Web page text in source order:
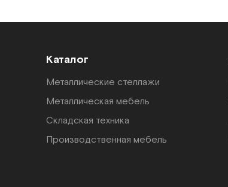
Каталог
Металлические стеллажи
Металлическая мебель
Складская техника
Производственная мебель